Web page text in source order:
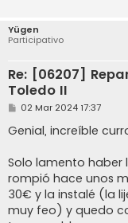
Yügen
Participativo
Re: [06207]
Toledo II
M
n
s
j
e
02 Mar 2024 17:37
Genial, increíble
Solo lamento haber
rompió hace unos
30€ y la instalé (la
muy feo) y quedo